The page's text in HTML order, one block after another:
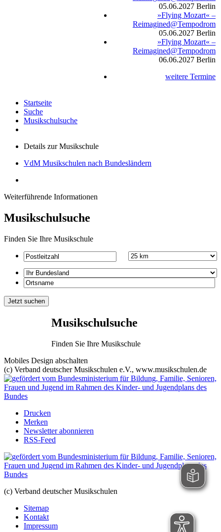
05.06.2027 Berlin
»Flying Mozart« –
Reimagined@Tempodrom
05.06.2027 Berlin
»Flying Mozart« –
Reimagined@Tempodrom
06.06.2027 Berlin
weitere Termine
Startseite
Suche
Musikschulsuche
Details zur Musikschule
VdM Musikschulen nach Bundesländern
Weiterführende Informationen
Musikschulsuche
Finden Sie Ihre Musikschule
Musikschulsuche
Finden Sie Ihre Musikschule
Mobiles Design abschalten
(c) Verband deutscher Musikschulen e.V., www.musikschulen.de
Drucken
Merken
Newsletter abonnieren
RSS-Feed
(c) Verband deutscher Musikschulen
Sitemap
Kontakt
Impressum